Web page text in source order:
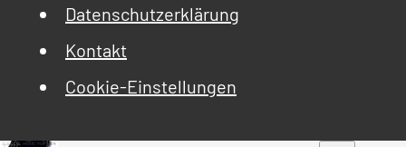
Datenschutzerklärung
Kontakt
Cookie-Einstellungen